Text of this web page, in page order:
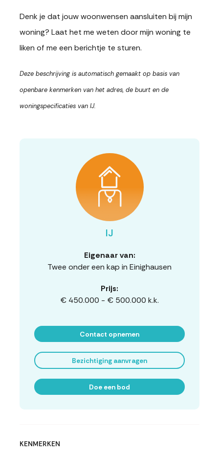
Denk je dat jouw woonwensen aansluiten bij mijn
woning? Laat het me weten door mijn woning te
liken of me een berichtje te sturen.
Deze beschrijving is automatisch gemaakt op basis van
openbare kenmerken van het adres, de buurt en de
woningspecificaties van IJ.
IJ
Eigenaar van:
Twee onder een kap in Einighausen
Prijs:
€ 450.000 - € 500.000 k.k.
Contact opnemen
Bezichtiging aanvragen
Doe een bod
KENMERKEN